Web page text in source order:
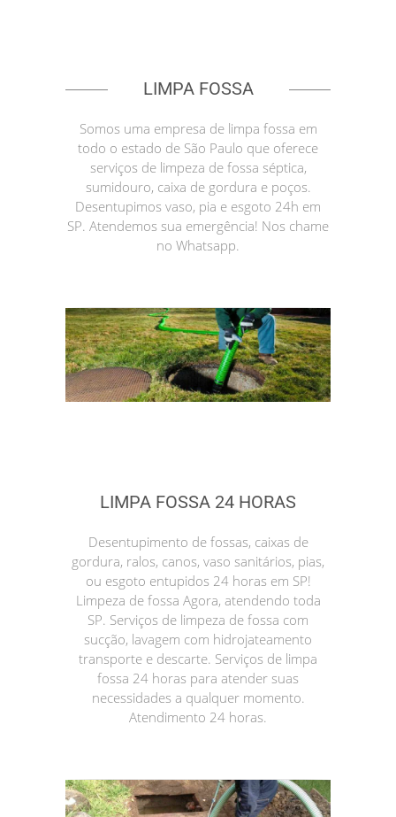
LIMPA FOSSA
Somos uma empresa de limpa fossa em
todo o estado de São Paulo que oferece
serviços de limpeza de fossa séptica,
sumidouro, caixa de gordura e poços.
Desentupimos vaso, pia e esgoto 24h em
SP. Atendemos sua emergência! Nos chame
no Whatsapp.
LIMPA FOSSA 24 HORAS
Desentupimento de fossas, caixas de
gordura, ralos, canos, vaso sanitários, pias,
ou esgoto entupidos 24 horas em SP!
Limpeza de fossa Agora, atendendo toda
SP. Serviços de limpeza de fossa com
sucção, lavagem com hidrojateamento
transporte e descarte. Serviços de limpa
fossa 24 horas para atender suas
necessidades a qualquer momento.
Atendimento 24 horas.